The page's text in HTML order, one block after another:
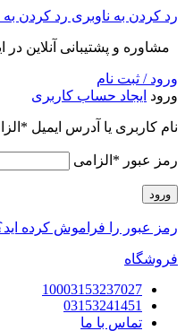
رد کردن به ناوبری رد کردن
مشاوره و پشتیبانی آنلاین در ایتا و
ورود / ثبت نام
ورود ایجاد حساب کاربری
نام کاربری یا آدرس ایمیل *
رمز عبور * الزامی
ورود
رمز عبور را فراموش کرده
فروشگاه
10003153237027
03153241451
تماس با ما